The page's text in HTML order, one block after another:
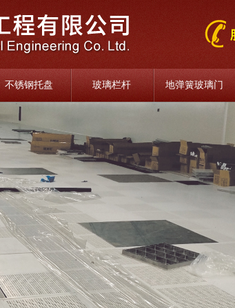
不锈钢托盘 玻璃栏杆 地弹簧玻璃门